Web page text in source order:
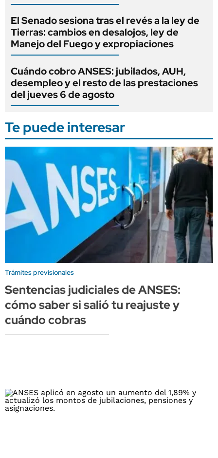
El Senado sesiona tras el revés a la ley de
Tierras: cambios en desalojos, ley de
Manejo del Fuego y expropiaciones
Cuándo cobro ANSES: jubilados, AUH,
desempleo y el resto de las prestaciones
del jueves 6 de agosto
Te puede interesar
Trámites previsionales
Sentencias judiciales de ANSES:
cómo saber si salió tu reajuste y
cuándo cobras